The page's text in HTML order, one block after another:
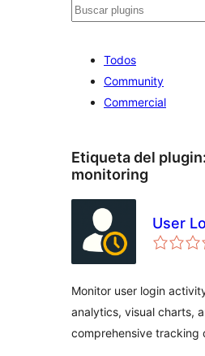
Buscar
Todos
Community
Commercial
Etiqueta del plugin:
monitoring
User
Monitor user login
analytics, visual charts,
comprehensive tracking